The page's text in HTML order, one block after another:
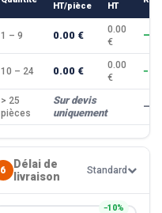
HT/pièce HT
1 – 9 0.00 €
0.00
€
—
10 – 24 0.00 €
0.00
€
> 25
pièces
Sur devis
uniquement
—
6
Délai de
livraison
Standard
−10%